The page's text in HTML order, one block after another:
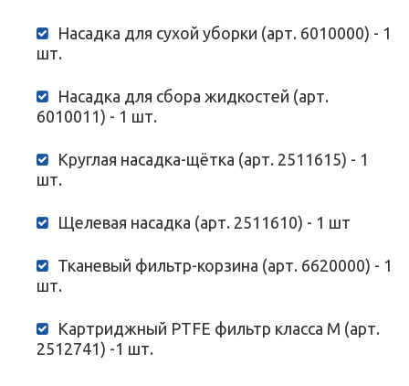
Насадка для сухой уборки (арт. 6010000) - 1
шт.
Насадка для сбора жидкостей (арт.
6010011) - 1 шт.
Круглая насадка-щётка (арт. 2511615) - 1
шт.
Щелевая насадка (арт. 2511610) - 1 шт
Тканевый фильтр-корзина (арт. 6620000) - 1
шт.
Картриджный PTFE фильтр класса М (арт.
2512741) -1 шт.